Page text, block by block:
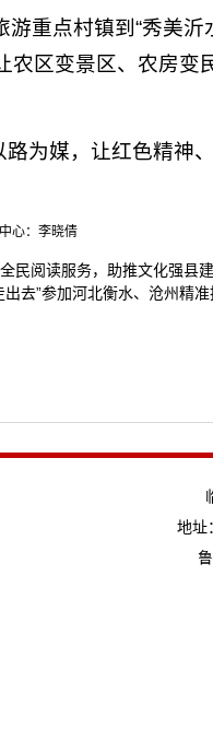
游重点村镇到“秀美
农区变景区、农房
路为媒，让红色精神
心：李晓倩
民阅读服务，助推文化强县
出去”参加河北衡水、沧州精
地址